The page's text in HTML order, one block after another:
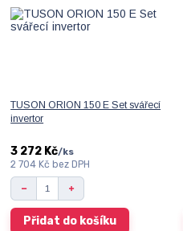
TUSON ORION 150 E Set svářecí
invertor
3 272 Kč/ks
2 704 Kč bez DPH
Přidat do košíku